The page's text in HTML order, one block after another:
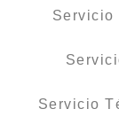
Servicio
Servicio